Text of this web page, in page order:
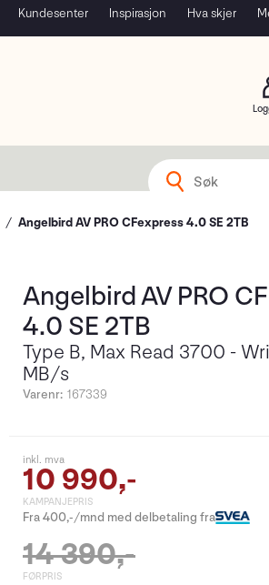
Kundesenter Inspirasjon Hva skjer
Angelbird AV PRO CFexpress 4.0 SE 2TB
Angelbird AV PRO
4.0 SE 2TB
Type B, Max Read 3700 -
MB/s
Varenr: 167339
inkl. mva
10 990,-
KAMPANJEPRIS
Fra 400,-/mnd med delbetaling fra
14 390,-
FØRPRIS